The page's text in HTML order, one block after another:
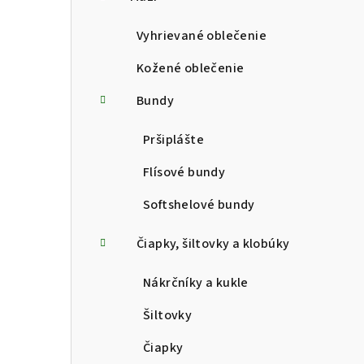
Vyhrievané oblečenie
Kožené oblečenie
Bundy
Pršiplášte
Flísové bundy
Softshelové bundy
Čiapky, šiltovky a klobúky
Nákrčníky a kukle
Šiltovky
Čiapky